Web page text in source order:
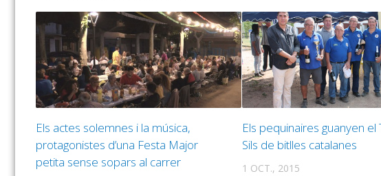
Els actes solemnes i la música,
protagonistes d’una Festa Major
petita sense sopars al carrer
Els pequinaires guanyen el
Sils de bitlles catalanes
1 OCT., 2015